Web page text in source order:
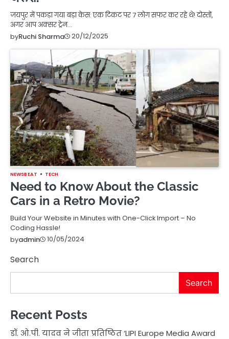
जयपुर में पकड़ा गया बड़ा केस: एक टिकट पर 7 लोग सफर कर रहे थे! दोस्तों,
अगर आप अक्सर ट्रेन…
byRuchi Sharma 20/12/2025
NEWSBEAT TECH
Need to Know About the Classic
Cars in a Retro Movie?
Build Your Website in Minutes with One-Click Import – No
Coding Hassle!
byadmin 10/05/2024
Search
Search
Recent Posts
डॉ. ओ.पी. यादव ने जीता प्रतिष्ठित ‘LIPI Europe Media Award